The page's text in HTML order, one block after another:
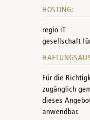
HOSTING:
regio iT
gesellschaft
Für die
zugänglich
dieses
anwendbar.